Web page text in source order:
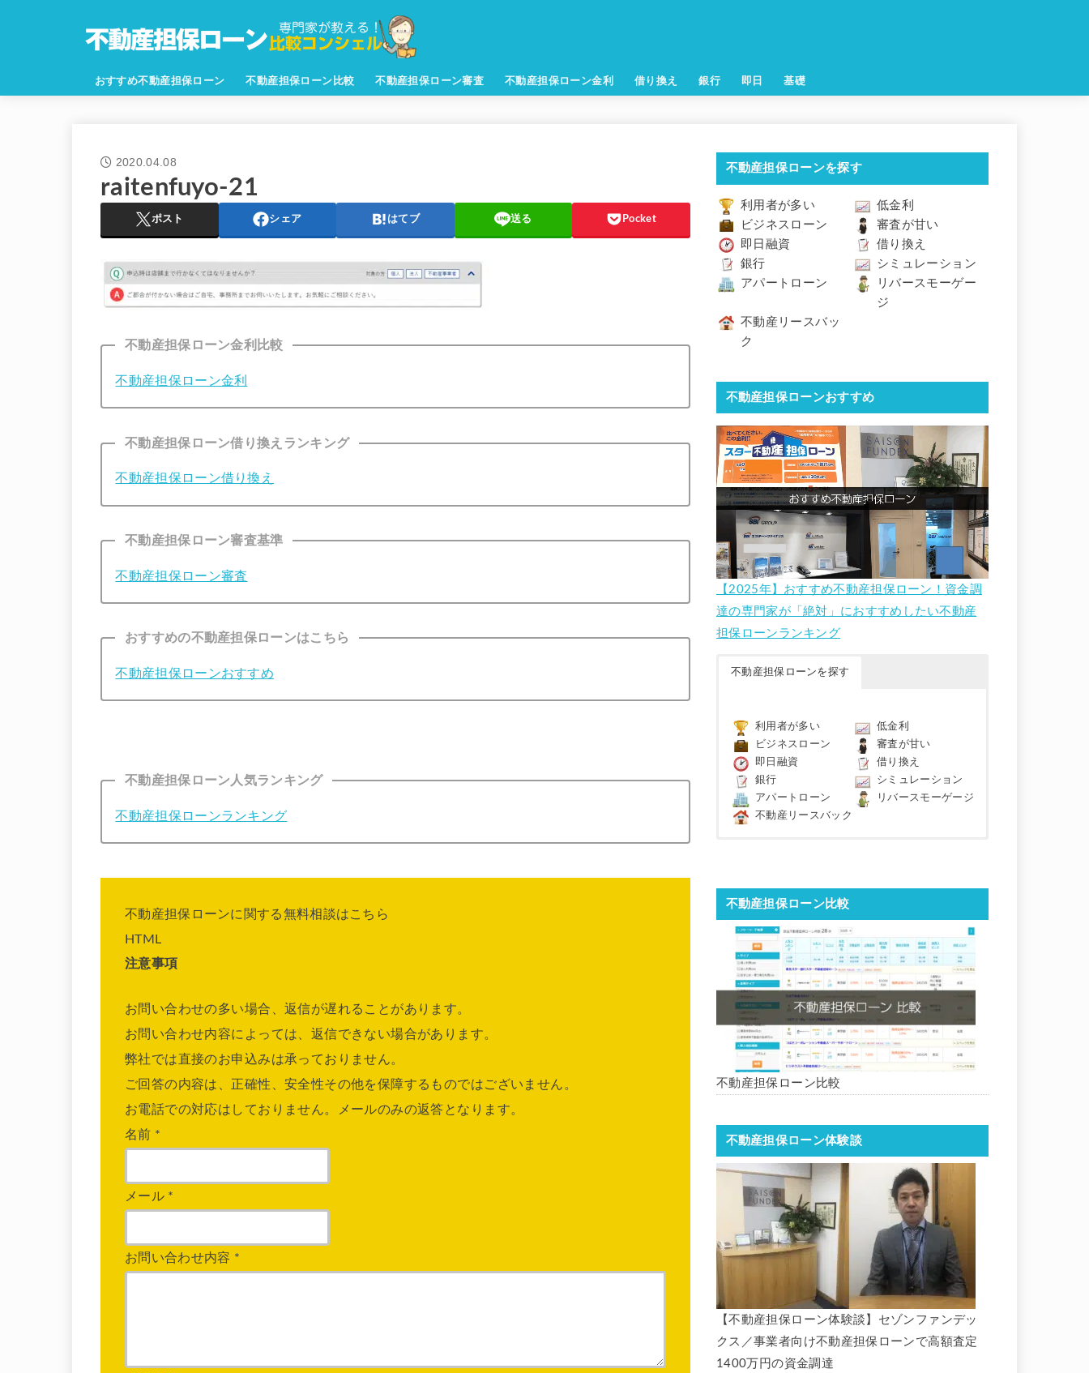
おすすめ不動産担保ローン 不動産担保ローン比較 不動産担保ローン審査 不動産担保ローン金利 借り換え 銀行 即日 基礎
2020.04.08
raitenfuyo-21
ポスト シェア はてブ 送る Pocket
不動産担保ローン金利比較
不動産担保ローン金利
不動産担保ローン借り換えランキング
不動産担保ローン借り換え
不動産担保ローン審査基準
不動産担保ローン審査
おすすめの不動産担保ローンはこちら
不動産担保ローンおすすめ
不動産担保ローン人気ランキング
不動産担保ローンランキング
不動産担保ローンに関する無料相談はこちら
HTML
注意事項
お問い合わせの多い場合、返信が遅れることがあります。
お問い合わせ内容によっては、返信できない場合があります。
弊社では直接のお申込みは承っておりません。
ご回答の内容は、正確性、安全性その他を保障するものではございません。
お電話での対応はしておりません。メールのみの返答となります。
名前 *
メール *
お問い合わせ内容 *
不動産担保ローンを探す
利用者が多い
低金利
ビジネスローン
審査が甘い
即日融資
借り換え
銀行
シミュレーション
アパートローン
リバースモーゲー
ジ
不動産リースバッ
ク
不動産担保ローンおすすめ
【2025年】おすすめ不動産担保ローン！資金調
達の専門家が「絶対」におすすめしたい不動産
担保ローンランキング
不動産担保ローンを探す
利用者が多い
低金利
ビジネスローン
審査が甘い
即日融資
借り換え
銀行
シミュレーション
アパートローン
リバースモーゲージ
不動産リースバック
不動産担保ローン比較
不動産担保ローン比較
不動産担保ローン体験談
【不動産担保ローン体験談】セゾンファンデッ
クス／事業者向け不動産担保ローンで高額査定
1400万円の資金調達